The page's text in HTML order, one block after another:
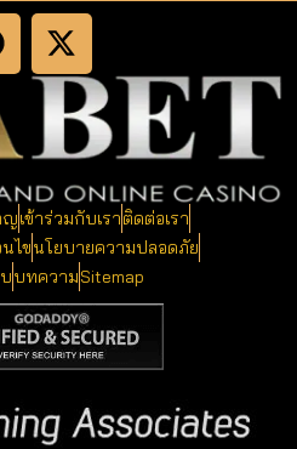
ญเข้าร่วมกับเราติดต่อเรา
ไขนโยบายความปลอดภัย
บทความSitemap